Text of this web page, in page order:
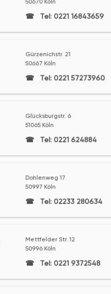
Tel: 0221 16843659
Gürzenichstr. 21
50667 Köln
Tel: 0221 57273960
Glücksburgstr. 6
51065 Köln
Tel: 0221 624884
Dohlenweg 17
50997 Köln
Tel: 02233 280634
Mettfelder Str. 12
50996 Köln
Tel: 0221 9372548